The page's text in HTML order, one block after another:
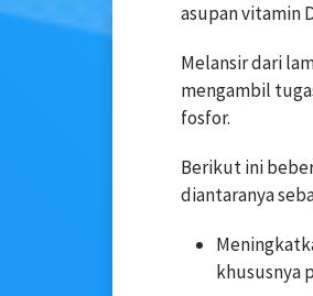
asupan vitamin
Melansir dari
mengambil
fosfor.
Berikut ini
diantaranya
khususnya